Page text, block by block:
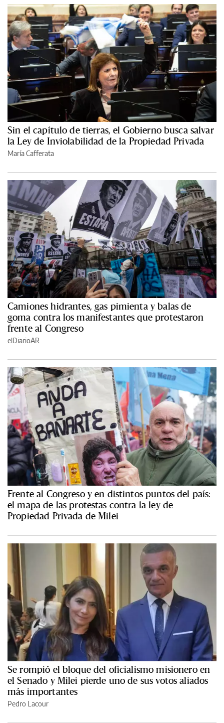
Sin el capítulo de tierras, el Gobierno busca salvar
la Ley de Inviolabilidad de la Propiedad Privada
María Cafferata
Camiones hidrantes, gas pimienta y balas de
goma contra los manifestantes que protestaron
frente al Congreso
elDiarioAR
Frente al Congreso y en distintos puntos del país:
el mapa de las protestas contra la ley de
Propiedad Privada de Milei
Se rompió el bloque del oficialismo misionero en
el Senado y Milei pierde uno de sus votos aliados
más importantes
Pedro Lacour